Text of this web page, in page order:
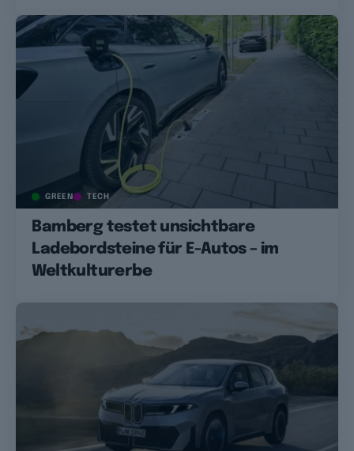
GREEN TECH
Bamberg testet unsichtbare
Ladebordsteine für E-Autos – im
Weltkulturerbe